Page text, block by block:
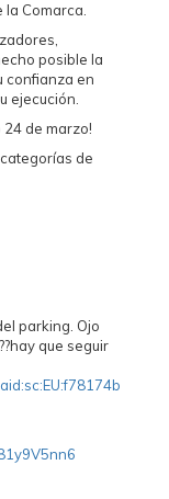
Comarca.
posible la
confianza en
ejecución.
de marzo!
de
parking. Ojo
que seguir